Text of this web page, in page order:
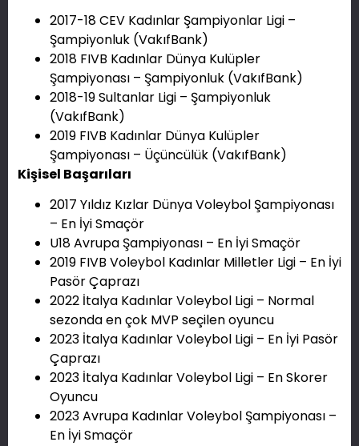
2017-18 CEV Kadınlar Şampiyonlar Ligi –
Şampiyonluk (VakıfBank)
2018 FIVB Kadınlar Dünya Kulüpler
Şampiyonası – Şampiyonluk (VakıfBank)
2018-19 Sultanlar Ligi – Şampiyonluk
(VakıfBank)
2019 FIVB Kadınlar Dünya Kulüpler
Şampiyonası – Üçüncülük (VakıfBank)
Kişisel Başarıları
2017 Yıldız Kızlar Dünya Voleybol Şampiyonası
– En İyi Smaçör
U18 Avrupa Şampiyonası – En İyi Smaçör
2019 FIVB Voleybol Kadınlar Milletler Ligi – En İyi
Pasör Çaprazı
2022 İtalya Kadınlar Voleybol Ligi – Normal
sezonda en çok MVP seçilen oyuncu
2023 İtalya Kadınlar Voleybol Ligi – En İyi Pasör
Çaprazı
2023 İtalya Kadınlar Voleybol Ligi – En Skorer
Oyuncu
2023 Avrupa Kadınlar Voleybol Şampiyonası –
En İyi Smaçör